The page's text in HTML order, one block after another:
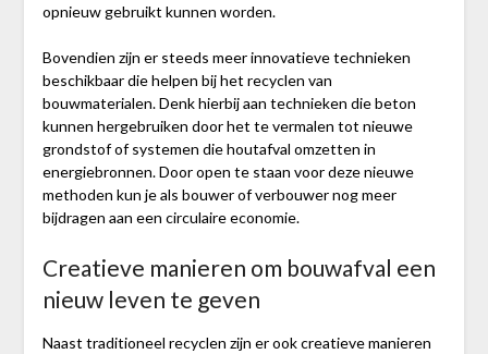
opnieuw gebruikt kunnen worden.
Bovendien zijn er steeds meer innovatieve technieken
beschikbaar die helpen bij het recyclen van
bouwmaterialen. Denk hierbij aan technieken die beton
kunnen hergebruiken door het te vermalen tot nieuwe
grondstof of systemen die houtafval omzetten in
energiebronnen. Door open te staan voor deze nieuwe
methoden kun je als bouwer of verbouwer nog meer
bijdragen aan een circulaire economie.
Creatieve manieren om bouwafval een
nieuw leven te geven
Naast traditioneel recyclen zijn er ook creatieve manieren